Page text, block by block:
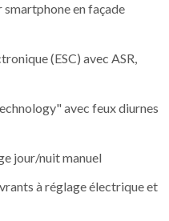
en façade
(ESC) avec ASR,
avec feux diurnes
jour/nuit manuel
à réglage électrique et